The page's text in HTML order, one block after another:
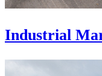
Industrial